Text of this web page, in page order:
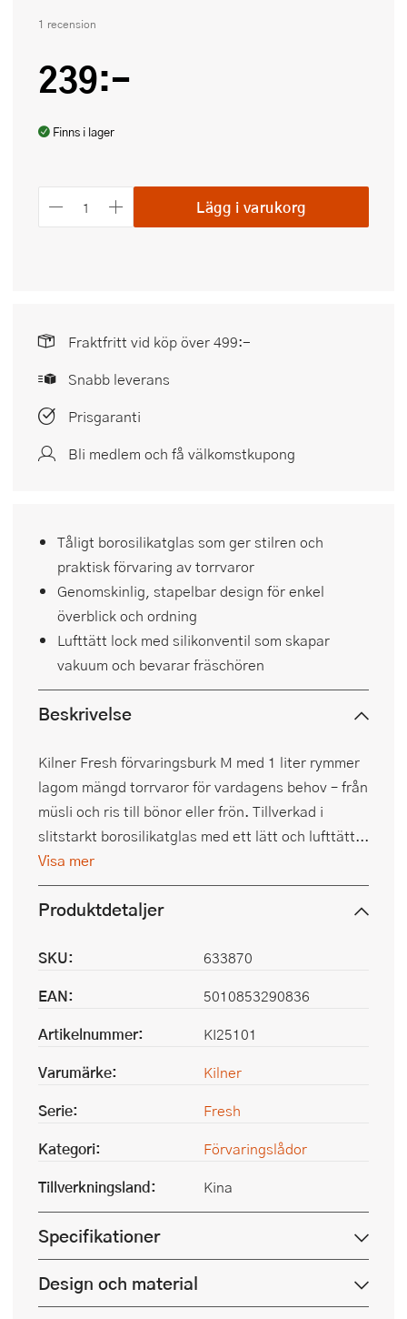
1 recension
239:-
Finns i lager
Lägg i varukorg
Fraktfritt vid köp över 499:-
Snabb leverans
Prisgaranti
Bli medlem och få välkomstkupong
Tåligt borosilikatglas som ger stilren och
praktisk förvaring av torrvaror
Genomskinlig, stapelbar design för enkel
överblick och ordning
Lufttätt lock med silikonventil som skapar
vakuum och bevarar fräschören
Beskrivelse
Kilner Fresh förvaringsburk M med 1 liter rymmer
lagom mängd torrvaror för vardagens behov – från
müsli och ris till bönor eller frön. Tillverkad i
slitstarkt borosilikatglas med ett lätt och lufttätt...
Visa mer
Produktdetaljer
SKU:
633870
EAN:
5010853290836
Artikelnummer:
KI25101
Varumärke:
Kilner
Serie:
Fresh
Kategori:
Förvaringslådor
Tillverkningsland:
Kina
Specifikationer
Design och material